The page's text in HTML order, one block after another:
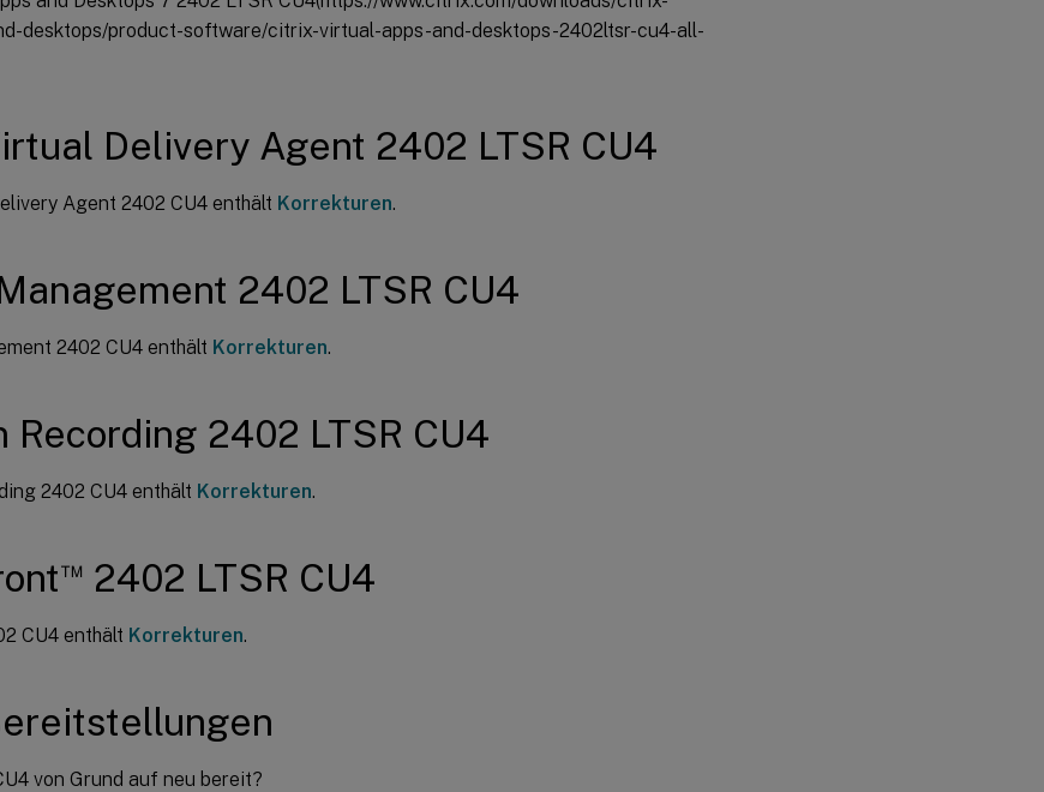
desktops/product-software/citrix-virtual-apps-and-desktops-2402ltsr-cu4-all-
Delivery Agent 2402 LTSR CU4
Agent 2402 CU4 enthält Korrekturen.
2402 LTSR CU4
2402 CU4 enthält Korrekturen.
Recording 2402 LTSR CU4
2402 CU4 enthält Korrekturen.
™ 2402 LTSR CU4
CU4 enthält Korrekturen.
von Grund auf neu bereit?